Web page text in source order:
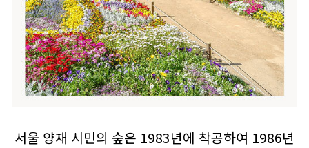
서울 양재 시민의 숲은 1983년에 착공하여 1986년